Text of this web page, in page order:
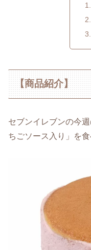
【商品紹介】
セブンイレブンの今
ちごソース入り」を食